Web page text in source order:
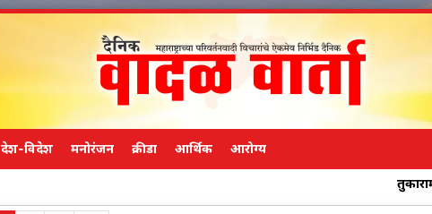
देश-विदेश मनोरंजन क्रीडा आर्थिक आरोग्य
तुकाराम मुंडे साहेब, एकदा